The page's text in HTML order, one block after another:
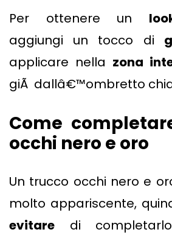
Per ottenere un
aggiungi un tocco di
applicare nella zona
giÃ dallâ€™ombretto
Come
occhi nero e oro
Un trucco occhi nero e
molto appariscente,
evitare di